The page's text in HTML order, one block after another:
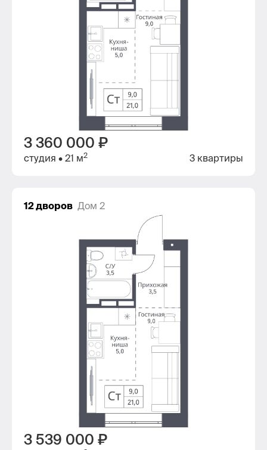
3 360 000 ₽
3 квартиры
студия • 21 м2
12 дворов Дом 2
3 539 000 ₽